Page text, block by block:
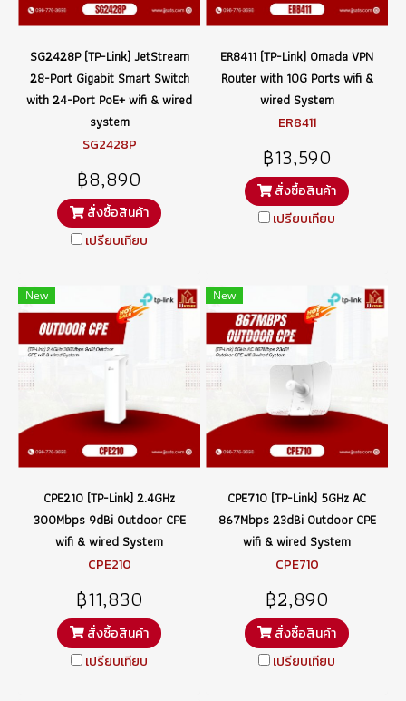
SG2428P (TP-Link) JetStream
28-Port Gigabit Smart Switch
with 24-Port PoE+ wifi & wired
system
SG2428P
฿8,890
สั่งซื้อสินค้า
เปรียบเทียบ
ER8411 (TP-Link) Omada VPN
Router with 10G Ports wifi &
wired System
ER8411
฿13,590
สั่งซื้อสินค้า
เปรียบเทียบ
New
CPE210 (TP-Link) 2.4GHz
300Mbps 9dBi Outdoor CPE
wifi & wired System
CPE210
฿11,830
สั่งซื้อสินค้า
เปรียบเทียบ
New
CPE710 (TP-Link) 5GHz AC
867Mbps 23dBi Outdoor CPE
wifi & wired System
CPE710
฿2,890
สั่งซื้อสินค้า
เปรียบเทียบ